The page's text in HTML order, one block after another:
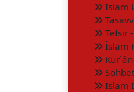
İslam
Tefsir
İslam
İslam